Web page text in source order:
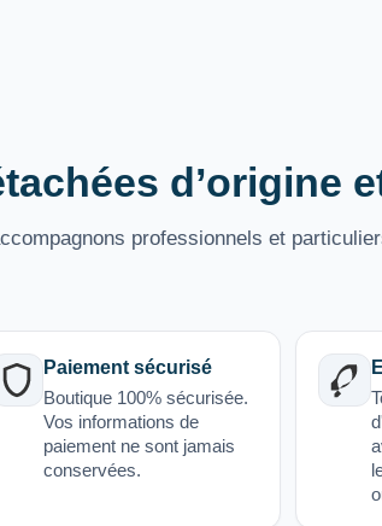
d’origine
professionnels et
Paiement sécurisé
Boutique 100% sécurisée.
Vos informations de
paiement ne sont jamais
conservées.